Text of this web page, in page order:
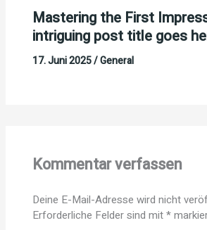
Mastering the First
intriguing post title goes
17. Juni 2025/General
Kommentar verfassen
Deine E-Mail-Adresse wird nicht
Erforderliche Felder sind mit*